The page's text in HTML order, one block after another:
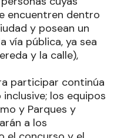
encuentren dentro
y posean un
vía pública, ya sea
y la calle),
participar continúa
los equipos
y Parques y
a los